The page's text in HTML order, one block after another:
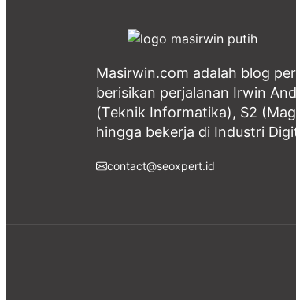
Masirwin.com adalah blog
berisikan perjalanan Irwin
(Teknik Informatika), S2
hingga bekerja di Industri
contact@seoxpert.id